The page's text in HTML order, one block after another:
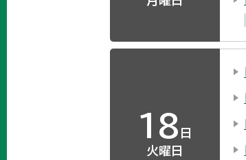
18 日
火曜日